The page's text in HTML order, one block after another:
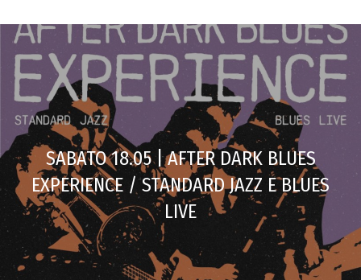
SABATO 18.05 | AFTER DARK BLUES
EXPERIENCE / STANDARD JAZZ E BLUES
LIVE